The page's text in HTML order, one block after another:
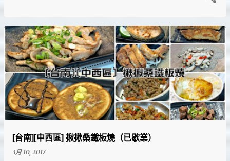
[台南][中西區] 揪揪桑鐵板燒（已歇業）
3月 10, 2017